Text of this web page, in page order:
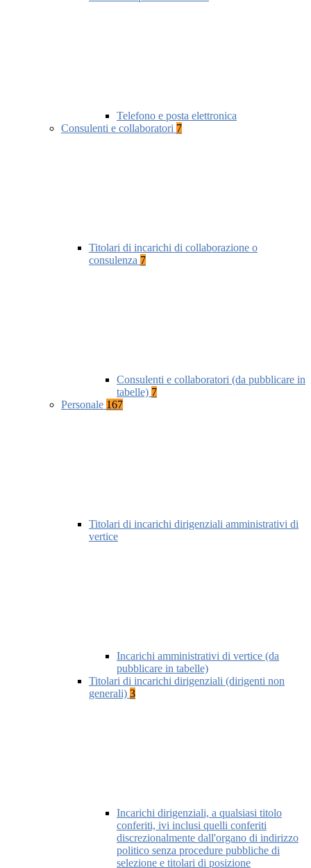
Telefono e posta elettronica
Consulenti e collaboratori 7
Titolari di incarichi di collaborazione o
consulenza 7
Consulenti e collaboratori (da pubblicare in
tabelle) 7
Personale 167
Titolari di incarichi dirigenziali amministrativi di
vertice
Incarichi amministrativi di vertice (da
pubblicare in tabelle)
Titolari di incarichi dirigenziali (dirigenti non
generali) 3
Incarichi dirigenziali, a qualsiasi titolo
conferiti, ivi inclusi quelli conferiti
discrezionalmente dall'organo di indirizzo
politico senza procedure pubbliche di
selezione e titolari di posizione